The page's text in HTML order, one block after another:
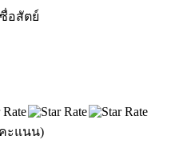
อสัตย์
ะแนน)